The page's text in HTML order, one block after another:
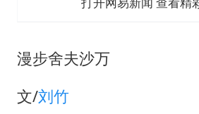
漫步舍夫沙万
文/刘竹